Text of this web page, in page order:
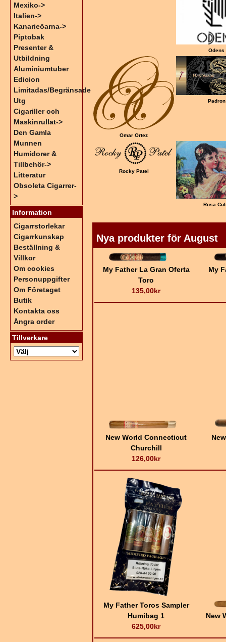
Odens
Omar Ortez
Padron
Rocky Patel
Rosa
Nya produkter för August
My Father La Gran Oferta
Toro
135,00kr
My
New World Connecticut
Churchill
126,00kr
My Father Toros Sampler
Humibag 1
625,00kr
New
Mexiko->
Italien->
Kanarieöarna->
Piptobak
Presenter &
Utbildning
Aluminiumtuber
Edicion
Limitadas/Begränsade
Utg
Cigariller och
Maskinrullat->
Den Gamla
Munnen
Humidorer &
Tillbehör->
Litteratur
Obsoleta Cigarrer-
>
Information
Cigarrstorlekar
Cigarrkunskap
Beställning &
Villkor
Om cookies
Personuppgifter
Om Företaget
Butik
Kontakta oss
Ångra order
Tillverkare